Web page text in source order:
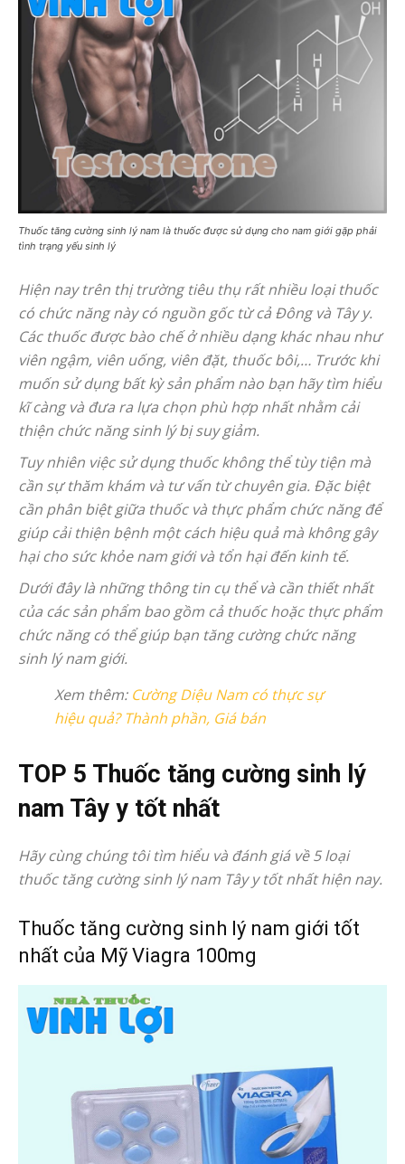
Thuốc tăng cường sinh lý nam là thuốc được sử dụng cho nam giới gặp phải
tình trạng yếu sinh lý
Hiện nay trên thị trường tiêu thụ rất nhiều loại thuốc
có chức năng này có nguồn gốc từ cả Đông và Tây y.
Các thuốc được bào chế ở nhiều dạng khác nhau như
viên ngậm, viên uống, viên đặt, thuốc bôi,… Trước khi
muốn sử dụng bất kỳ sản phẩm nào bạn hãy tìm hiểu
kĩ càng và đưa ra lựa chọn phù hợp nhất nhằm cải
thiện chức năng sinh lý bị suy giảm.
Tuy nhiên việc sử dụng thuốc không thể tùy tiện mà
cần sự thăm khám và tư vấn từ chuyên gia. Đặc biệt
cần phân biệt giữa thuốc và thực phẩm chức năng để
giúp cải thiện bệnh một cách hiệu quả mà không gây
hại cho sức khỏe nam giới và tổn hại đến kinh tế.
Dưới đây là những thông tin cụ thể và cần thiết nhất
của các sản phẩm bao gồm cả thuốc hoặc thực phẩm
chức năng có thể giúp bạn tăng cường chức năng
sinh lý nam giới.
Xem thêm: Cường Diệu Nam có thực sự
hiệu quả? Thành phần, Giá bán
TOP 5 Thuốc tăng cường sinh lý
nam Tây y tốt nhất
Hãy cùng chúng tôi tìm hiểu và đánh giá về 5 loại
thuốc tăng cường sinh lý nam Tây y tốt nhất hiện nay.
Thuốc tăng cường sinh lý nam giới tốt
nhất của Mỹ Viagra 100mg